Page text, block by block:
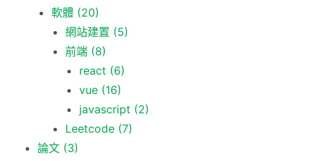
軟體 (20)
網站建置 (5)
前端 (8)
react (6)
vue (16)
javascript (2)
Leetcode (7)
論文 (3)